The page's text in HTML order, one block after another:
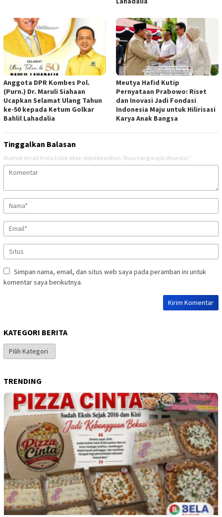
Anggota DPR Kombes Pol.
(Purn.) Dr. Maruli Siahaan
Ucapkan Selamat Ulang Tahun
ke-50 kepada Ketum Golkar
Bahlil Lahadalia
Meutya Hafid Kutip
Pernyataan Prabowo: Riset
dan Inovasi Jadi Fondasi
Indonesia Maju untuk Hilirisasi
Karya Anak Bangsa
Tinggalkan Balasan
Alamat email Anda tidak akan dipublikasikan. Ruas yang wajib ditandai *
Simpan nama, email, dan situs web saya pada peramban ini untuk
komentar saya berikutnya.
KATEGORI BERITA
Kategori
Berita
TRENDING